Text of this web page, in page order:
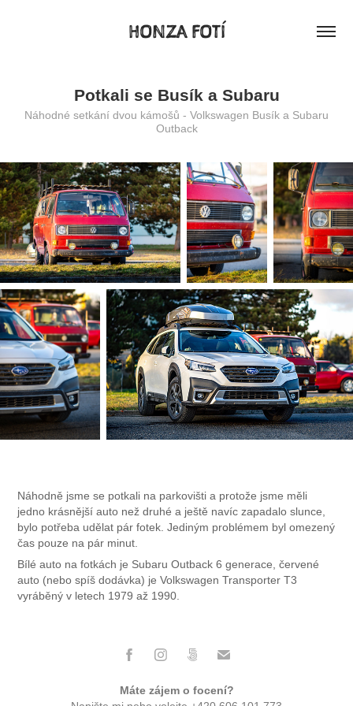
HONZA FOTÍ
Potkali se Busík a Subaru
Náhodné setkání dvou kámošů - Volkswagen Busík a Subaru
Outback
Náhodně jsme se potkali na parkovišti a protože jsme měli
jedno krásnější auto než druhé a ještě navíc zapadalo slunce,
bylo potřeba udělat pár fotek. Jediným problémem byl omezený
čas pouze na pár minut.
Bílé auto na fotkách je Subaru Outback 6 generace, červené
auto (nebo spíš dodávka) je Volkswagen Transporter T3
vyráběný v letech 1979 až 1990.
Máte zájem o focení?